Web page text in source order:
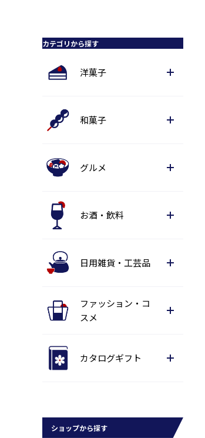
カテゴリから探す
洋菓子
和菓子
グルメ
お酒・飲料
日用雑貨・工芸品
ファッション・コ
スメ
カタログギフト
ショップから探す